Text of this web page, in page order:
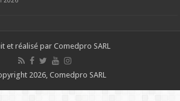
et réalisé par Comedpro SARL
2026, Comedpro SARL